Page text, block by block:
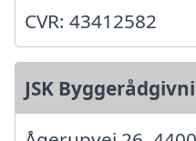
CVR: 43412582
JSK